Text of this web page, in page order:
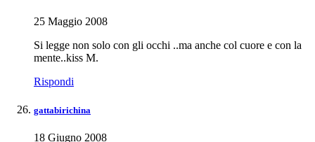
25 Maggio 2008
Si legge non solo con gli occhi ..ma anche col cuore e con la
mente..kiss M.
Rispondi
gattabirichina
18 Giugno 2008